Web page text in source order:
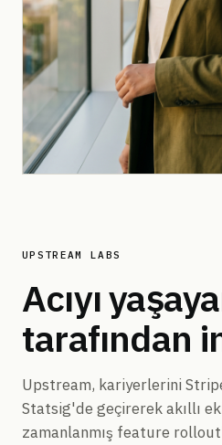
UPSTREAM LABS
Acıyı
tarafından
Upstream, kariyerlerini
Statsig'de geçirerek akıllı
zamanlanmış feature